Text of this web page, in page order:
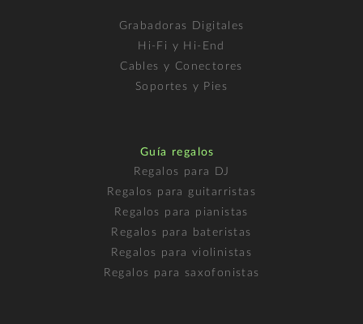
Grabadoras Digitales
Hi-Fi y Hi-End
Cables y Conectores
Soportes y Pies
Guía regalos
Regalos para DJ
Regalos para guitarristas
Regalos para pianistas
Regalos para bateristas
Regalos para violinistas
Regalos para saxofonistas